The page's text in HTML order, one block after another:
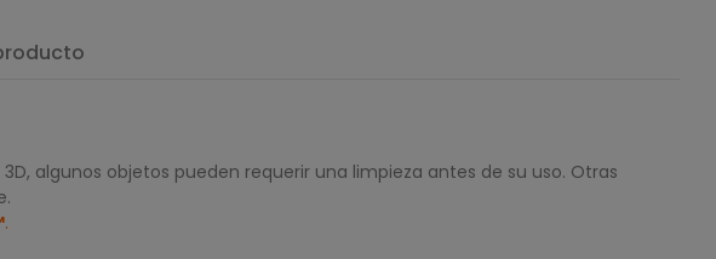
algunos objetos pueden requerir una limpieza antes de su uso. Otras
.